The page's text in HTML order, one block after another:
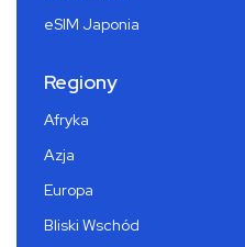
eSIM Japonia
Regiony
Afryka
Azja
Europa
Bliski Wschód